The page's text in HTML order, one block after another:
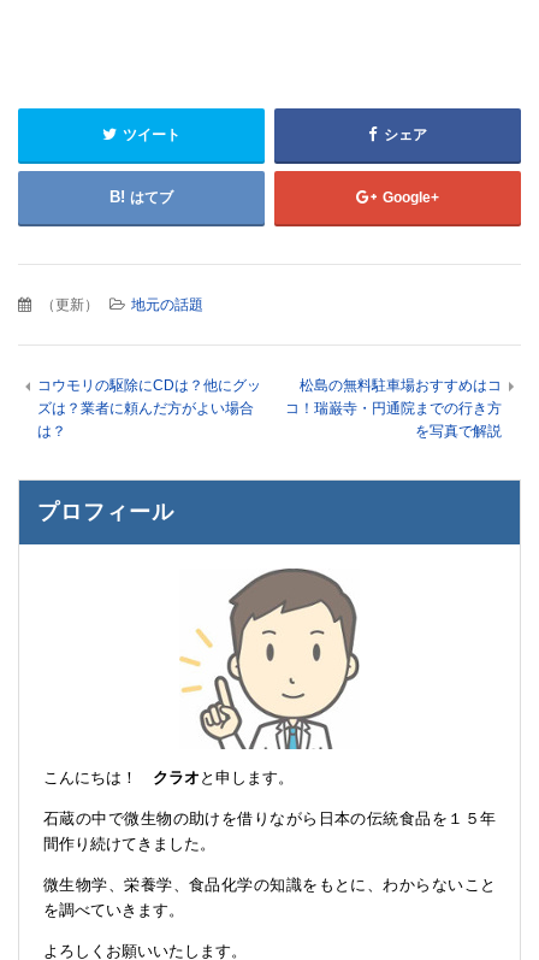
ツイート シェア
はてブ Google+
（更新） 地元の話題
コウモリの駆除にCDは？他にグッ
ズは？業者に頼んだ方がよい場合
は？
松島の無料駐車場おすすめはコ
コ！瑞巌寺・円通院までの行き方
を写真で解説
プロフィール
こんにちは！ クラオ と申します。
石蔵の中で微生物の助けを借りながら日本の伝統食品を１５年
間作り続けてきました。
微生物学、栄養学、食品化学の知識をもとに、わからないこと
を調べていきます。
よろしくお願いいたします。